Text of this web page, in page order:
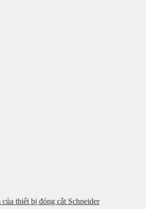
thiết bị đóng cắt Schneider